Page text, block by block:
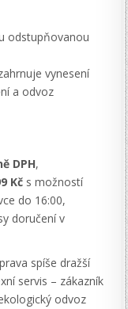
odstupňovanou
vynesení
a odvoz
DPH,
Kč s možností
do 16:00,
doručení v
spíše dražší
servis – zákazník
odvoz